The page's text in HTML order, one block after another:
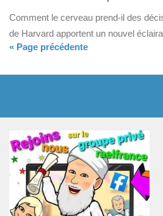
Comment le cerveau prend-il des
de Harvard apportent un nouvel
« Page précédente